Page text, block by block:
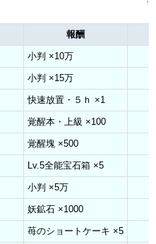
↑
報酬
小判 ×10万
小判 ×15万
快速放置・５ｈ ×1
覚醒本・上級 ×100
覚醒塊 ×500
Lv.5全能宝石箱 ×5
小判 ×5万
妖鉱石 ×1000
苺のショートケーキ ×5